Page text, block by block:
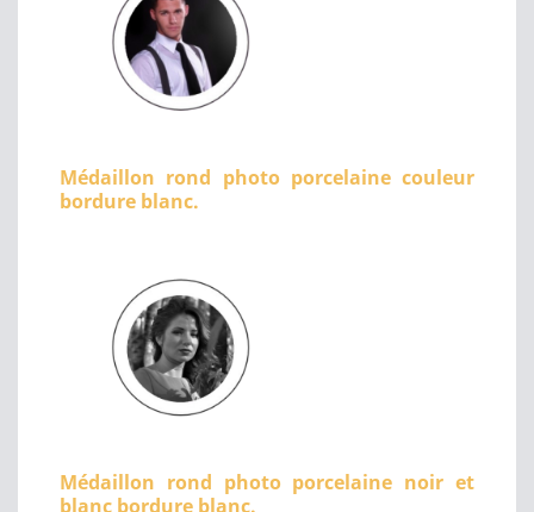
Médaillon rond photo porcelaine couleur
bordure blanc.
Médaillon rond photo porcelaine noir et
blanc bordure blanc.